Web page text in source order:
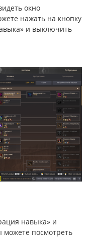
окно
нажать на кнопку
и выключить
навыка» и
можете посмотреть